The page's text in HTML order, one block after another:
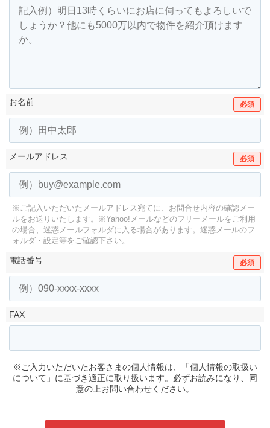
お名前 必須
メールアドレス 必須
※ご記入いただいたメールアドレス宛てに、お問合せ内容の確認メー
ルをお送りいたします。
※Yahoo!メールなどのフリーメールをご利用
の場合、迷惑メールフォルダに入る場合があります。 迷惑メールのフ
ォルダ・設定等をご確認下さい。
電話番号 必須
FAX
※ご入力いただいたお客さまの個人情報は、
「個人情報の取扱い
について」 に基づき適正に取り扱います。必ずお読みになり、同
意の上お問い合わせください。